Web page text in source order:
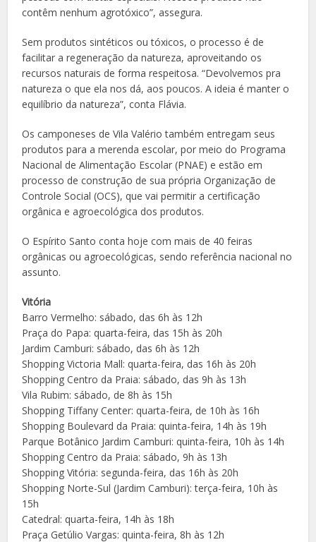
contêm nenhum agrotóxico”, assegura.
Sem produtos sintéticos ou tóxicos, o processo é de
facilitar a regeneração da natureza, aproveitando os
recursos naturais de forma respeitosa. “Devolvemos pra
natureza o que ela nos dá, aos poucos. A ideia é manter o
equilíbrio da natureza”, conta Flávia.
Os camponeses de Vila Valério também entregam seus
produtos para a merenda escolar, por meio do Programa
Nacional de Alimentação Escolar (PNAE) e estão em
processo de construção de sua própria Organização de
Controle Social (OCS), que vai permitir a certificação
orgânica e agroecológica dos produtos.
O Espírito Santo conta hoje com mais de 40 feiras
orgânicas ou agroecológicas, sendo referência nacional no
assunto.
Vitória
Barro Vermelho: sábado, das 6h às 12h
Praça do Papa: quarta-feira, das 15h às 20h
Jardim Camburi: sábado, das 6h às 12h
Shopping Victoria Mall: quarta-feira, das 16h às 20h
Shopping Centro da Praia: sábado, das 9h às 13h
Vila Rubim: sábado, de 8h às 15h
Shopping Tiffany Center: quarta-feira, de 10h às 16h
Shopping Boulevard da Praia: quinta-feira, 14h às 19h
Parque Botânico Jardim Camburi: quinta-feira, 10h às 14h
Shopping Centro da Praia: sábado, 9h às 13h
Shopping Vitória: segunda-feira, das 16h às 20h
Shopping Norte-Sul (Jardim Camburi): terça-feira, 10h às
15h
Catedral: quarta-feira, 14h às 18h
Praça Getúlio Vargas: quinta-feira, 8h às 12h